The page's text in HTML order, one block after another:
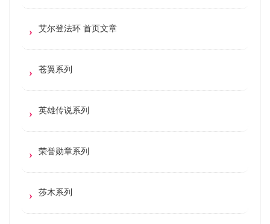
艾尔登法环 首页文章
苍翼系列
英雄传说系列
荣誉勋章系列
莎木系列